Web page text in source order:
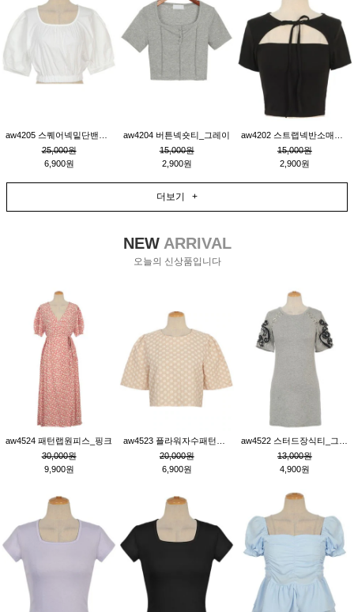
25,000원
6,900원
aw4204 버튼넥숏티_그레이
15,000원
2,900원
15,000원
2,900원
더보기 +
NEWARRIVAL
오늘의 신상품입니다
aw4524 패턴랩원피스_핑크
30,000원
9,900원
20,000원
6,900원
13,000원
4,900원